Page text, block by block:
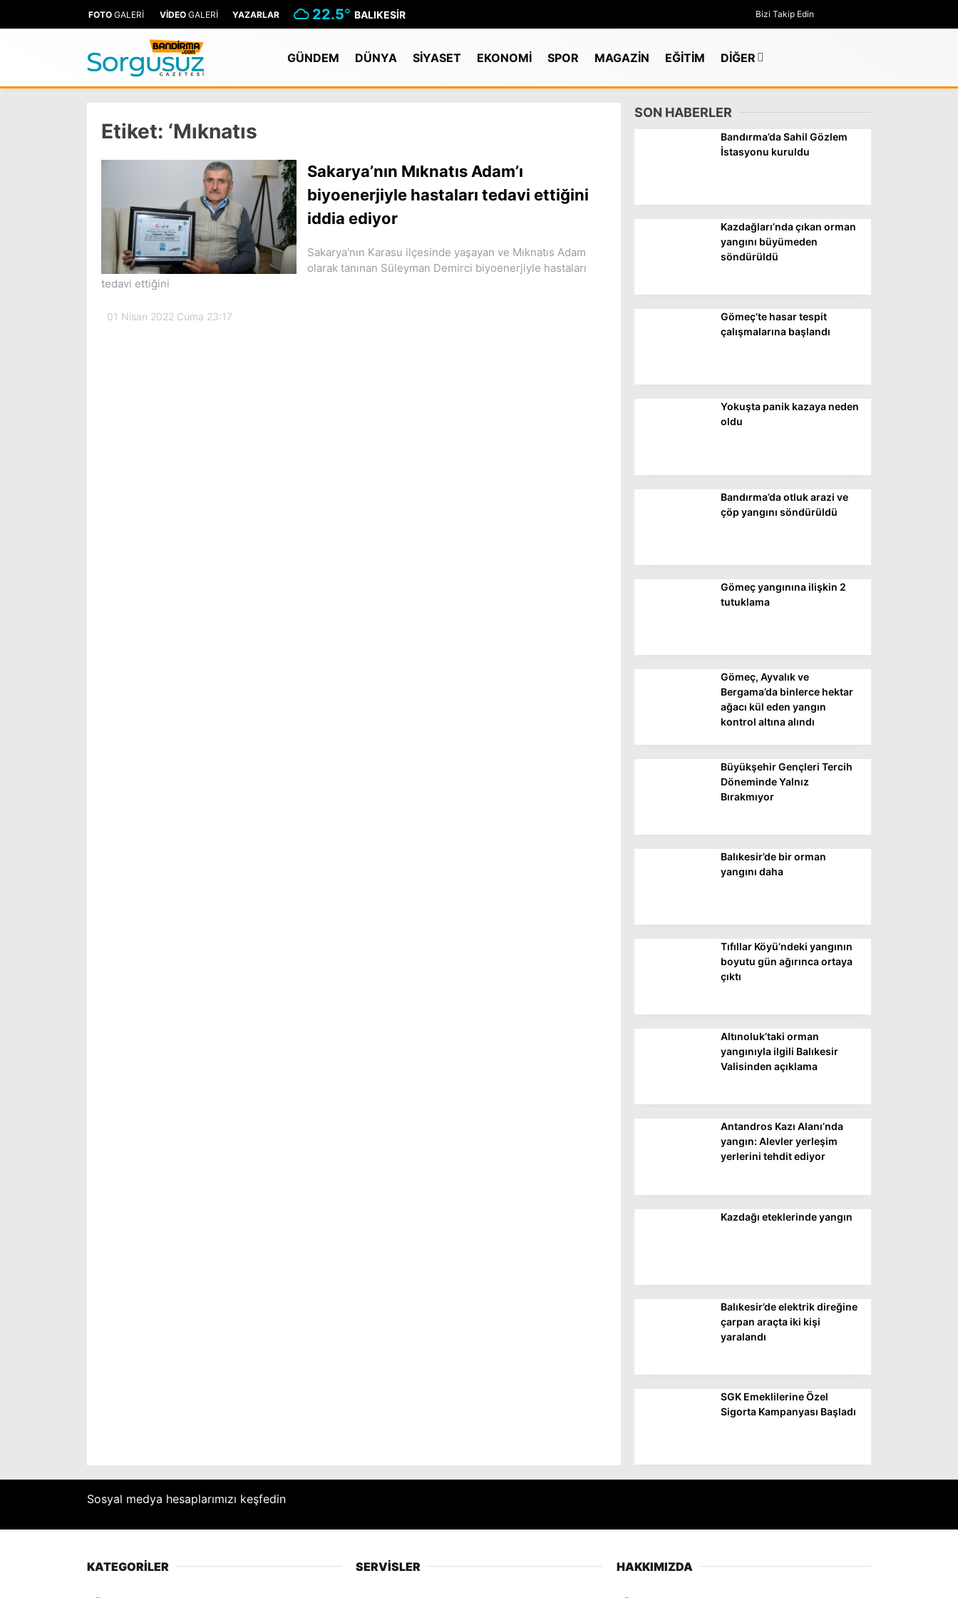
GÜNDEM
DÜNYA
EKONOMİ
SPOR
DİĞER
Facebook
Instagram
FOTO GALERİ VİDEO GALERİ YAZARLAR 22.5° BALIKESIR Bizi Takip Edin
GÜNDEM DÜNYA SİYASET EKONOMİ SPOR MAGAZİN EĞİTİM DİĞER
Etiket: ‘Mıknatıs
Sakarya’nın Mıknatıs Adam’ı
biyoenerjiyle hastaları tedavi ettiğini
iddia ediyor
Sakarya'nın Karasu ilçesinde yaşayan ve Mıknatıs Adam
olarak tanınan Süleyman Demirci biyoenerjiyle hastaları
tedavi ettiğini
01 Nisan 2022 Cuma 23:17
SON HABERLER
Bandırma’da Sahil Gözlem
İstasyonu kuruldu
Kazdağları’nda çıkan orman
yangını büyümeden
söndürüldü
Gömeç’te hasar tespit
çalışmalarına başlandı
Yokuşta panik kazaya neden
oldu
Bandırma’da otluk arazi ve
çöp yangını söndürüldü
Gömeç yangınına ilişkin 2
tutuklama
Gömeç, Ayvalık ve
Bergama’da binlerce hektar
ağacı kül eden yangın
kontrol altına alındı
Büyükşehir Gençleri Tercih
Döneminde Yalnız
Bırakmıyor
Balıkesir’de bir orman
yangını daha
Tıfıllar Köyü’ndeki yangının
boyutu gün ağırınca ortaya
çıktı
Altınoluk’taki orman
yangınıyla ilgili Balıkesir
Valisinden açıklama
Antandros Kazı Alanı’nda
yangın: Alevler yerleşim
yerlerini tehdit ediyor
Kazdağı eteklerinde yangın
Balıkesir’de elektrik direğine
çarpan araçta iki kişi
yaralandı
SGK Emeklilerine Özel
Sigorta Kampanyası Başladı
Sosyal medya hesaplarımızı keşfedin
KATEGORİLER SERVİSLER HAKKIMIZDA